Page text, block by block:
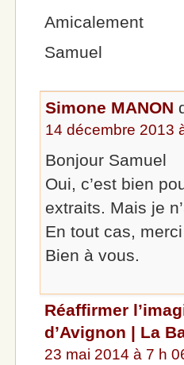
Amicalement
Samuel
Simone MANON
14 décembre 2013
Bonjour Samuel
Oui, c’est bien
extraits. Mais je
En tout cas,
Bien à vous.
Réaffirmer
d’Avignon | La
23 mai 2014 à 7 h